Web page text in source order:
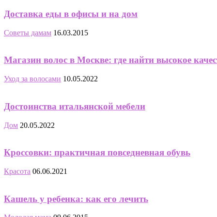
Доставка еды в офисы и на дом
Советы дамам 16.03.2015
Магазин волос в Москве: где найти высокое
Уход за волосами 10.05.2022
Достоинства итальянской мебели
Дом 20.05.2022
Кроссовки: практичная повседневная обувь
Красота 06.06.2021
Кашель у ребенка: как его лечить